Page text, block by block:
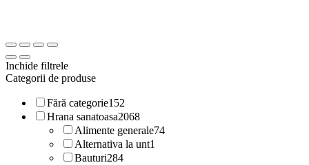
Inchide filtrele
Categorii de produse
Fără categorie152
Hrana sanatoasa2068
Alimente generale74
Alternativa la unt1
Bauturi284